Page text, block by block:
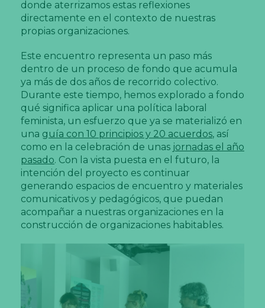
donde aterrizamos estas reflexiones
directamente en el contexto de nuestras
propias organizaciones.
Este encuentro representa un paso más
dentro de un proceso de fondo que acumula
ya más de dos años de recorrido colectivo.
Durante este tiempo, hemos explorado a fondo
qué significa aplicar una política laboral
feminista, un esfuerzo que ya se materializó en
una guía con 10 principios y 20 acuerdos, así
como en la celebración de unas jornadas el año
pasado. Con la vista puesta en el futuro, la
intención del proyecto es continuar
generando espacios de encuentro y materiales
comunicativos y pedagógicos, que puedan
acompañar a nuestras organizaciones en la
construcción de organizaciones habitables.